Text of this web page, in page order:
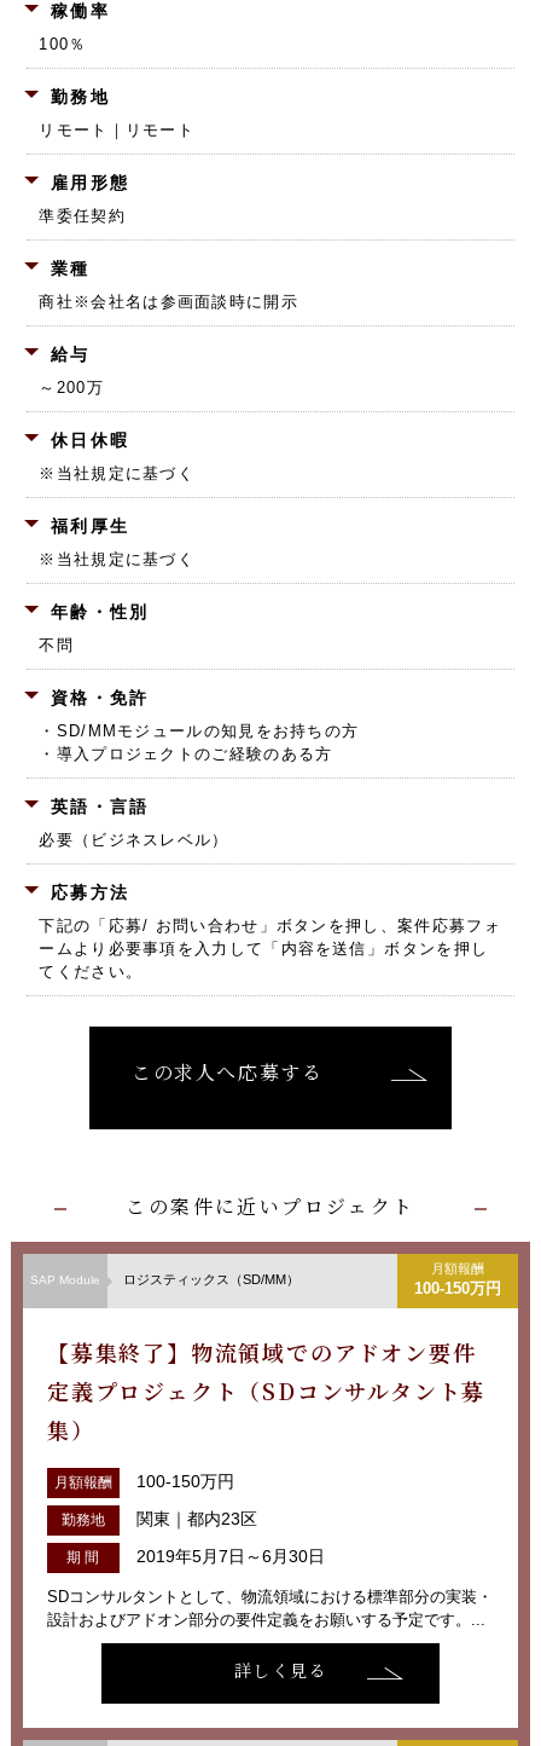
稼働率
100％
勤務地
リモート｜リモート
雇用形態
準委任契約
業種
商社 ※会社名は参画面談時に開示
給与
～200万
休日休暇
※当社規定に基づく
福利厚生
※当社規定に基づく
年齢・性別
不問
資格・免許
・SD/MMモジュールの知見をお持ちの方
・導入プロジェクトのご経験のある方
英語・言語
必要（ビジネスレベル）
応募方法
下記の「応募/ お問い合わせ」ボタンを押し、 案件応募フォ
ームより必要事項を入力して「内容を送信」ボタンを押し
てください。
この求人へ応募する
この案件に近いプロジェクト
SAP Module ロジスティックス（SD/MM）
月額報酬
100-150万円
【募集終了】物流領域でのアドオン要件
定義プロジェクト（SDコンサルタント募
集）
月額報酬 100-150万円
勤務地 関東｜都内23区
期 間 2019年5月7日～6月30日
SDコンサルタントとして、物流領域における標準部分の実装・
設計およびアドオン部分の要件定義をお願いする予定です。...
詳しく見る